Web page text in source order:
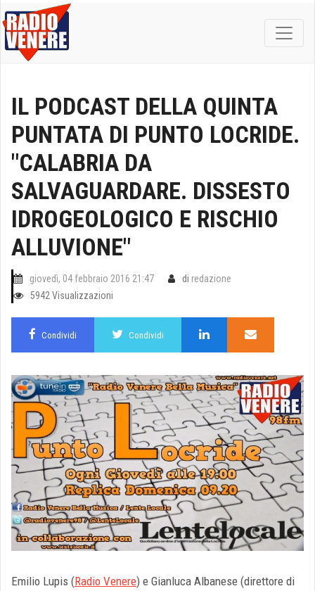
IL PODCAST DELLA QUINTA
PUNTATA DI PUNTO LOCRIDE.
"CALABRIA DA
SALVAGUARDARE. DISSESTO
IDROGEOLOGICO E RISCHIO
ALLUVIONE"
giovedì, 04 febbraio 2016 21:47 di redazione
5942 Visualizzazioni
Condividi Condividi
Emilio Lupis (Radio Venere) e Gianluca Albanese (direttore di